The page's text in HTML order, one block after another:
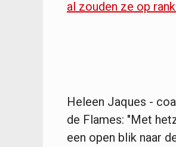
al zouden ze op
Heleen Jaques -
de Flames: "Met
een open blik naar